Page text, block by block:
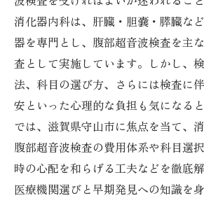
消化器内科は、肝臓・胆嚢・膵臓な
器を専門とし、腹部超音波検査を主
査として実施しています。しかし、
法、科目の選び方、さらには検査に
安といった心理的な負担も気になる
では、滋賀県守山市に焦点を当て、
腹部超音波検査の費用体系や科目選
時の心配を和らげる工夫などを徹底
医療機関選びと早期発見への知識を